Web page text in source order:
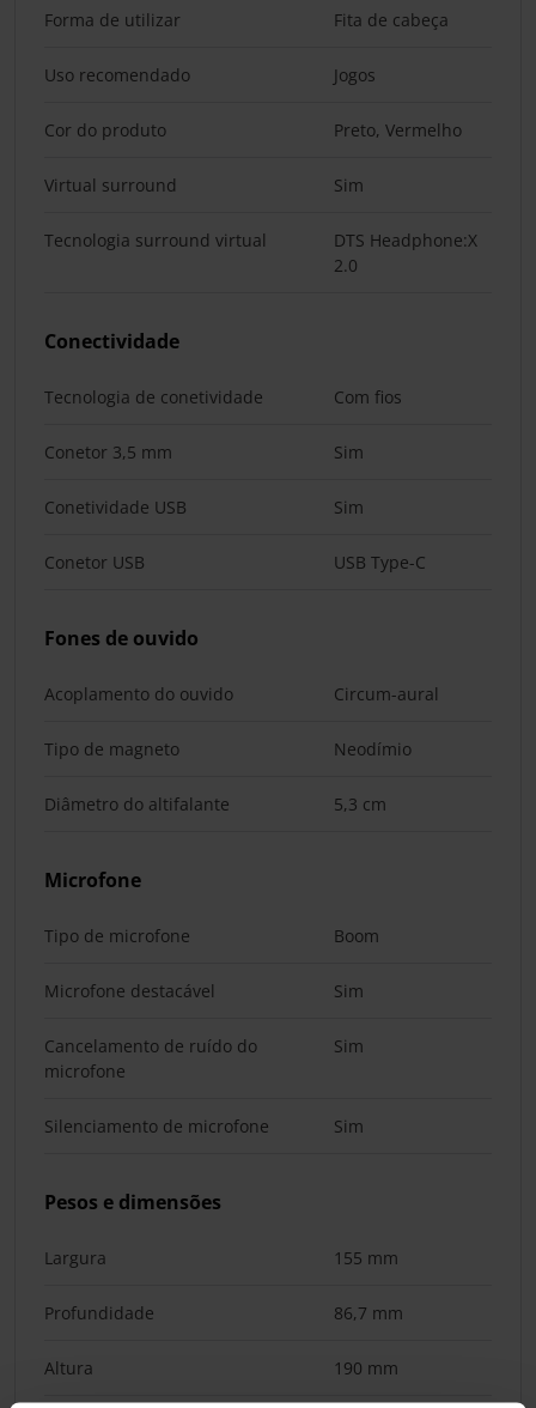
Forma de utilizar Fita de cabeça
Uso recomendado Jogos
Cor do produto Preto, Vermelho
Virtual surround Sim
Tecnologia surround virtual
DTS Headphone:X
2.0
Conectividade
Tecnologia de conetividade Com fios
Conetor 3,5 mm Sim
Conetividade USB Sim
Conetor USB USB Type-C
Fones de ouvido
Acoplamento do ouvido Circum-aural
Tipo de magneto Neodímio
Diâmetro do altifalante 5,3 cm
Microfone
Tipo de microfone Boom
Microfone destacável Sim
Cancelamento de ruído do
microfone
Sim
Silenciamento de microfone Sim
Pesos e dimensões
Largura 155 mm
Profundidade 86,7 mm
Altura 190 mm